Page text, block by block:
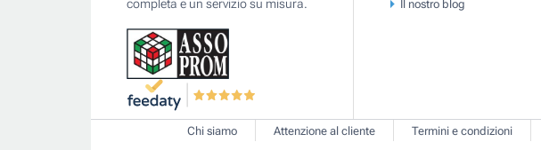
completa e un servizio su misura.
Il nostro blog
Chi siamo Attenzione al cliente Termini e condizioni